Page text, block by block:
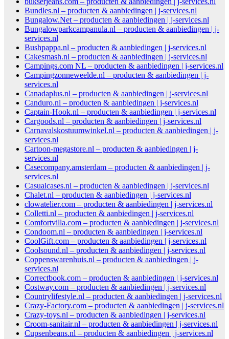
Bundles.nl – producten & aanbiedingen | j-services.nl
Bungalow.Net – producten & aanbiedingen | j-services.nl
Bungalowparkcampanula.nl – producten & aanbiedingen | j-
services.nl
Bushpappa.nl – producten & aanbiedingen | j-services.nl
Cakesmash.nl – producten & aanbiedingen | j-services.nl
Campings.com NL – producten & aanbiedingen | j-services.nl
Campingzonneweelde.nl – producten & aanbiedingen | j-
services.nl
Canadaplus.nl – producten & aanbiedingen | j-services.nl
Canduro.nl – producten & aanbiedingen | j-services.nl
Captain-Hook.nl – producten & aanbiedingen | j-services.nl
Cargoods.nl – producten & aanbiedingen | j-services.nl
Carnavalskostuumwinkel.nl – producten & aanbiedingen | j-
services.nl
Cartoon-megastore.nl – producten & aanbiedingen | j-
services.nl
Casecompany.amsterdam – producten & aanbiedingen | j-
services.nl
Casualcases.nl – producten & aanbiedingen | j-services.nl
Chalet.nl – producten & aanbiedingen | j-services.nl
clowatelier.com – producten & aanbiedingen | j-services.nl
Colletti.nl – producten & aanbiedingen | j-services.nl
Comfortvilla.com – producten & aanbiedingen | j-services.nl
Condoom.nl – producten & aanbiedingen | j-services.nl
CoolGift.com – producten & aanbiedingen | j-services.nl
Coolsound.nl – producten & aanbiedingen | j-services.nl
Coppenswarenhuis.nl – producten & aanbiedingen | j-
services.nl
Correctbook.com – producten & aanbiedingen | j-services.nl
Costway.com – producten & aanbiedingen | j-services.nl
Countrylifestyle.nl – producten & aanbiedingen | j-services.nl
Crazy-Factory.com – producten & aanbiedingen | j-services.nl
Crazy-toys.nl – producten & aanbiedingen | j-services.nl
Croom-sanitair.nl – producten & aanbiedingen | j-services.nl
Cupsenbeans.nl – producten & aanbiedingen | j-services.nl